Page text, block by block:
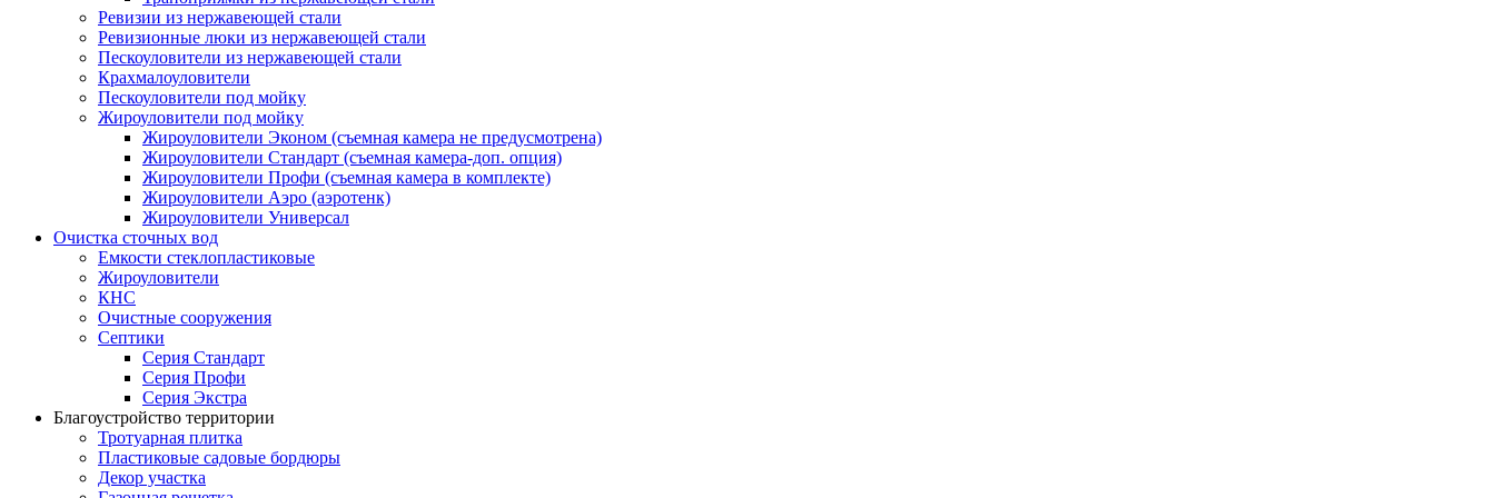
Ревизии из нержавеющей стали
Ревизионные люки из нержавеющей стали
Пескоуловители из нержавеющей стали
Крахмалоуловители
Пескоуловители под мойку
Жироуловители под мойку
Жироуловители Эконом (съемная камера не предусмотрена)
Жироуловители Стандарт (съемная камера-доп. опция)
Жироуловители Профи (съемная камера в комплекте)
Жироуловители Аэро (аэротенк)
Жироуловители Универсал
Очистка сточных вод
Емкости стеклопластиковые
Жироуловители
КНС
Очистные сооружения
Септики
Серия Стандарт
Серия Профи
Серия Экстра
Благоустройство территории
Тротуарная плитка
Пластиковые садовые бордюры
Декор участка